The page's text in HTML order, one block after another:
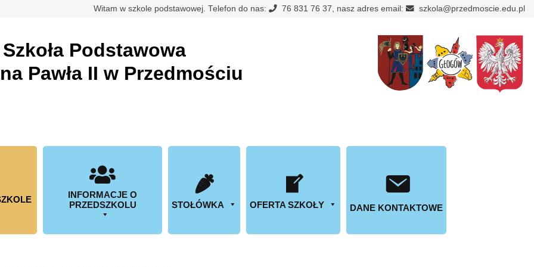
Witam w szkole podstawowej. Telefon do nas: 76 831 76 37, nasz adres email: szkola@przedmoscie.edu.pl
Szkoła Podstawowa
Pawła II w Przedmościu
INFORMACJE O
PRZEDSZKOLU
STOŁÓWKA OFERTA SZKOŁY DANE KONTAKTOWE